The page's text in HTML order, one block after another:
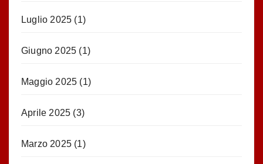
Luglio 2025 (1)
Giugno 2025 (1)
Maggio 2025 (1)
Aprile 2025 (3)
Marzo 2025 (1)